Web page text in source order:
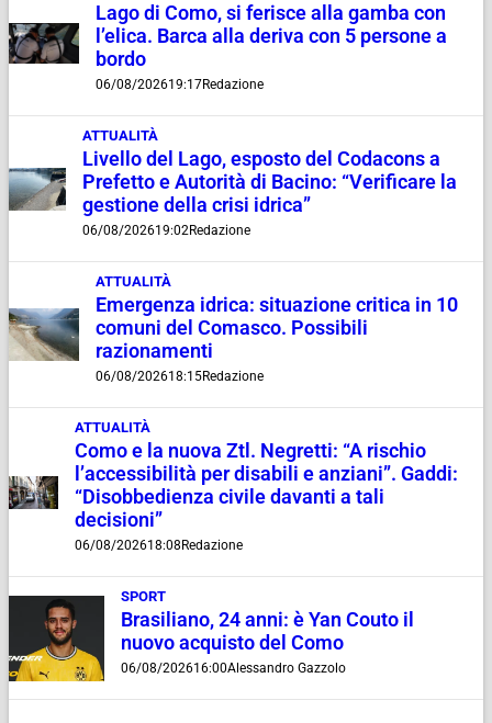
Lago di Como, si ferisce alla gamba con
l’elica. Barca alla deriva con 5 persone a
bordo
06/08/202619:17Redazione
ATTUALITÀ
Livello del Lago, esposto del Codacons a
Prefetto e Autorità di Bacino: “Verificare la
gestione della crisi idrica”
06/08/202619:02Redazione
ATTUALITÀ
Emergenza idrica: situazione critica in 10
comuni del Comasco. Possibili
razionamenti
06/08/202618:15Redazione
ATTUALITÀ
Como e la nuova Ztl. Negretti: “A rischio
l’accessibilità per disabili e anziani”. Gaddi:
“Disobbedienza civile davanti a tali
decisioni”
06/08/202618:08 Redazione
SPORT
Brasiliano, 24 anni: è Yan Couto il
nuovo acquisto del Como
06/08/202616:00Alessandro Gazzolo